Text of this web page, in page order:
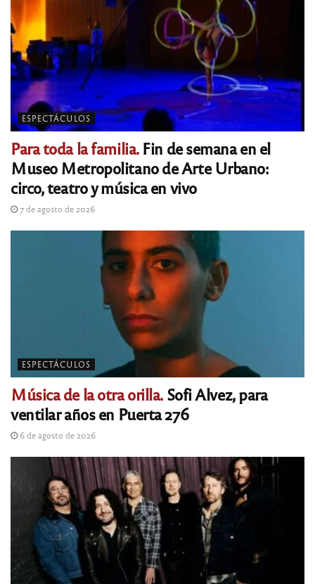
ESPECTÁCULOS
Para toda la familia.Fin de semana en el
Museo Metropolitano de Arte Urbano:
circo, teatro y música en vivo
7 de agosto de 2026
ESPECTÁCULOS
Música de la otra orilla. Sofi Alvez, para
ventilar años en Puerta 276
6 de agosto de 2026